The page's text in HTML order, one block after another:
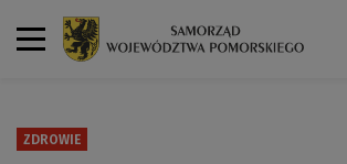
ZDROWIE